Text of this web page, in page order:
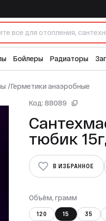
Бойлеры Радиаторы
/Герметики анаэробные
Код: 88089
тюбик
В ИЗБРАННОЕ
Объём, грамм
120 15 35